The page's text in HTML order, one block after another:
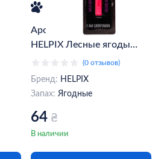
Ароматизатор жидкий
HELPIX Лесные ягоды
(0 отзывов)
Бренд: HELPIX
Запах: Ягодные
64 ₴
В наличии